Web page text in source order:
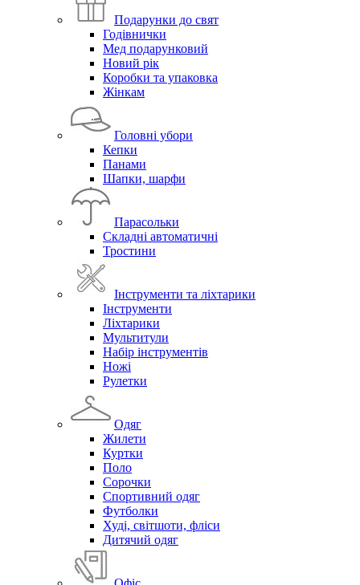
Подарунки до свят
Годівнички
Мед подарунковий
Новий рік
Коробки та упаковка
Жінкам
Головні убори
Кепки
Панами
Шапки, шарфи
Парасольки
Складні автоматичні
Тростини
Інструменти та ліхтарики
Інструменти
Ліхтарики
Мультитули
Набір інструментів
Ножі
Рулетки
Одяг
Жилети
Куртки
Поло
Сорочки
Спортивний одяг
Футболки
Худі, світшоти, фліси
Дитячий одяг